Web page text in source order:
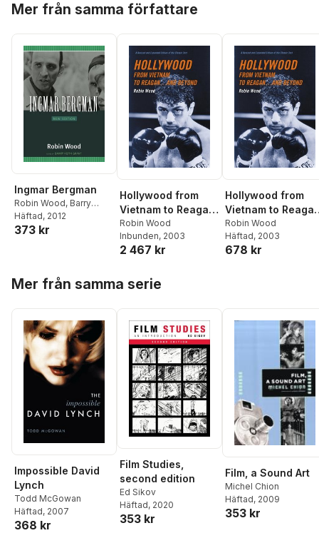
Mer från samma författare
Ingmar Bergman
Robin Wood, Barry
Keith Grant
Häftad, 2012
373 kr
Hollywood from
Vietnam to Reagan
. . . and Beyond
Robin Wood
Inbunden, 2003
2 467 kr
Hollywood from
Vietnam to
. . . and Beyond
Robin Wood
Häftad, 2003
678 kr
Mer från samma serie
Impossible David
Lynch
Todd McGowan
Häftad, 2007
368 kr
Film Studies,
second edition
Ed Sikov
Häftad, 2020
353 kr
Film, a Sound Art
Michel Chion
Häftad, 2009
353 kr